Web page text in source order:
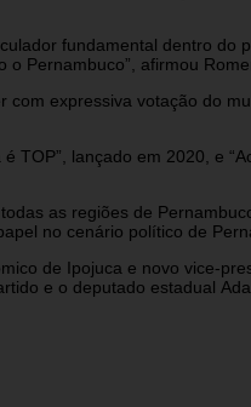
fundamental dentro do
Pernambuco”, afirmou
expressiva votação do
TOP”, lançado em 2020, e
as regiões de
no cenário político de
de Ipojuca e novo vice-
e o deputado estadual